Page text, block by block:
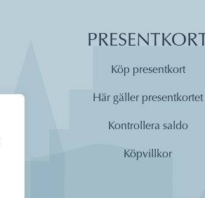
PRESENTKORT
Köp presentkort
Här gäller presentkortet
Kontrollera saldo
Köpvillkor